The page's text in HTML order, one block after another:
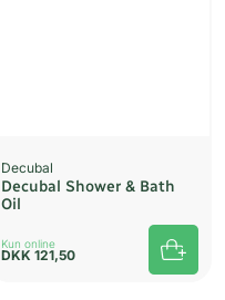
Decubal
Decubal Shower & Bath
Oil
Kun online
DKK 121,50